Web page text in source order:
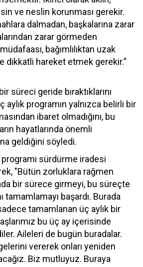
ve neslin korunması gerekir.
dalmadan, başkalarına zarar
zarar görmeden
bağımlılıktan uzak
dikkatli hareket etmek gerekir.”
süreci geride bıraktıklarını
aylık programın yalnızca belirli bir
ibaret olmadığını, bu
hayatlarında önemli
geldiğini söyledi.
programı sürdürme iradesi
"Bütün zorluklara rağmen
bir sürece girmeyi, bu süreçte
tamamlamayı başardı. Burada
tamamlanan üç aylık bir
bu üç ay içerisinde
Aileleri de bugün buradalar.
vererek onları yeniden
Biz mutluyuz. Buraya